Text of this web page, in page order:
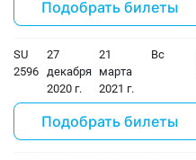
Подобрать билеты
SU
2596
27
декабря
2020 г.
21
марта
2021 г.
Вс
Подобрать билеты